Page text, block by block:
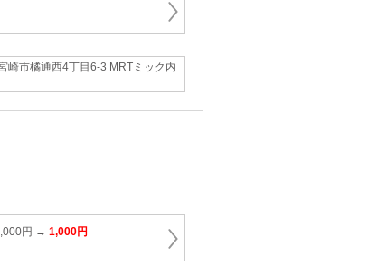
崎市橘通西4丁目6-3 MRTミック内
円 → 1,000円